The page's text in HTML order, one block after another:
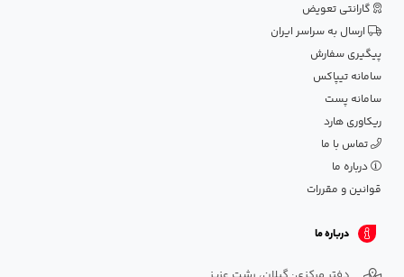
گارانتی تعویض
ارسال به سراسر ایران
پیگیری سفارش
سامانه تیپاکس
سامانه پست
ریکاوری هارد
تماس با ما
درباره ما
قوانین و مقررات
درباره ما